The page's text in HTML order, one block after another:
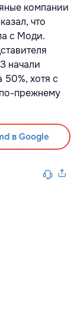
компании
что
с Моди.
начали
50%, хотя с
прежнему
в Google